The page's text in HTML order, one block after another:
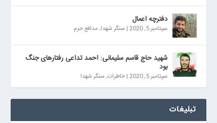
دفترچه اعمال
سپتامبر 5, 2020 | سنگر شهدا,مدافع حرم
شهید حاج قاسم سلیمانی: احمد تداعی رفتارهای جنگ
بود
سپتامبر 5, 2020 |خاطرات, سنگر شهدا
تبلیغات